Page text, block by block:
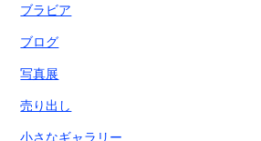
ブラビア
ブログ
写真展
売り出し
小さなギャラリー